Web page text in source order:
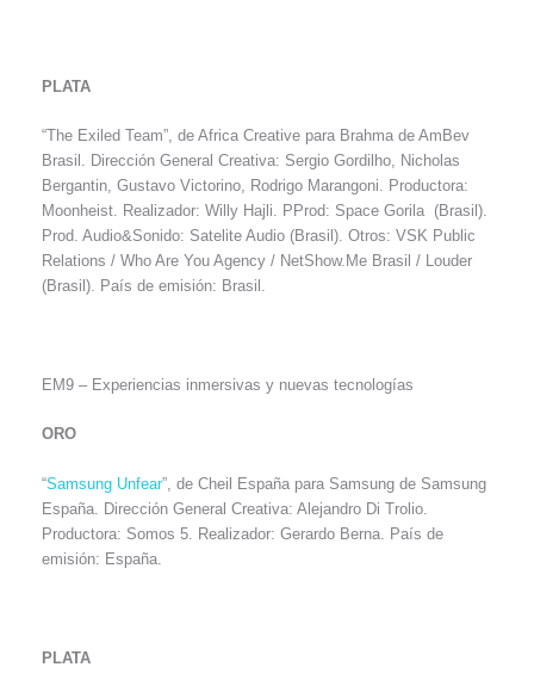
PLATA
“The Exiled Team”, de Africa Creative para Brahma de AmBev
Brasil. Dirección General Creativa: Sergio Gordilho, Nicholas
Bergantin, Gustavo Victorino, Rodrigo Marangoni. Productora:
Moonheist. Realizador: Willy Hajli. PProd: Space Gorila (Brasil).
Prod. Audio&Sonido: Satelite Audio (Brasil). Otros: VSK Public
Relations / Who Are You Agency / NetShow.Me Brasil / Louder
(Brasil). País de emisión: Brasil.
EM9 – Experiencias inmersivas y nuevas tecnologías
ORO
“Samsung Unfear”, de Cheil España para Samsung de Samsung
España. Dirección General Creativa: Alejandro Di Trolio.
Productora: Somos 5. Realizador: Gerardo Berna. País de
emisión: España.
PLATA